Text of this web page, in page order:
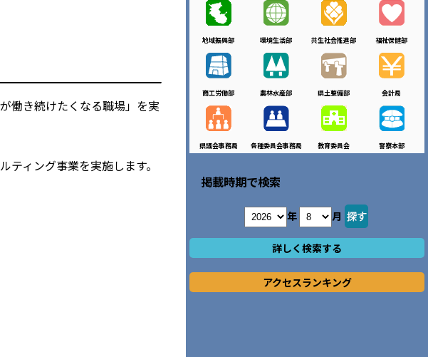
働き続けたくなる職場」を実
ィング事業を実施します。
地域振興部 環境生活部 共生社会推進部 福祉保健部
商工労働部 農林水産部 県土整備部 会計局
県議会事務局 各種委員会事務局 教育委員会 警察本部
掲載時期で検索
年 月
詳しく検索する
アクセスランキング